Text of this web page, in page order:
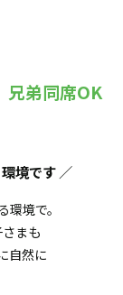
兄弟同席OK
境です／
境で。
まも
自然に